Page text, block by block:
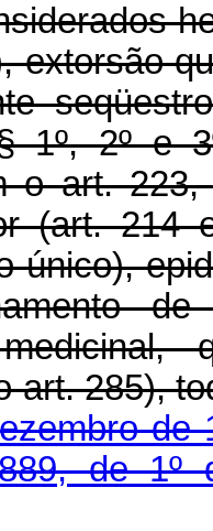
extorsão
1º, 2º e
o art.
(art. 214
único),
art. 285),
de
de 1º